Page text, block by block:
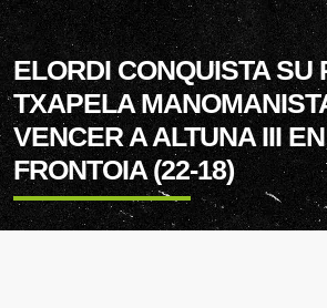
ELORDI CONQUISTA SU
TXAPELA
VENCER A ALTUNA III
FRONTOIA (22-18)